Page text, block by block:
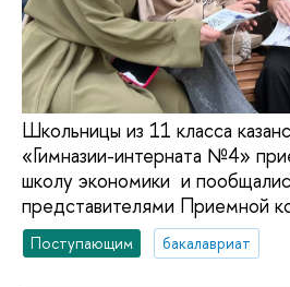
Школьницы из 11 класса
«Гимназии-интерната №4»
школу экономики и
представителями Приемной
Поступающим бакалавриат